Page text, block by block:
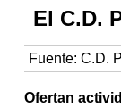
El C.D.
Fuente: C.D.
Ofertan